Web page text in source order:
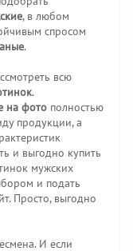
, в любом
спросом
.
всю
.
на фото полностью
продукции, а
и выгодно купить
мужских
и подать
Просто, выгодно
И если